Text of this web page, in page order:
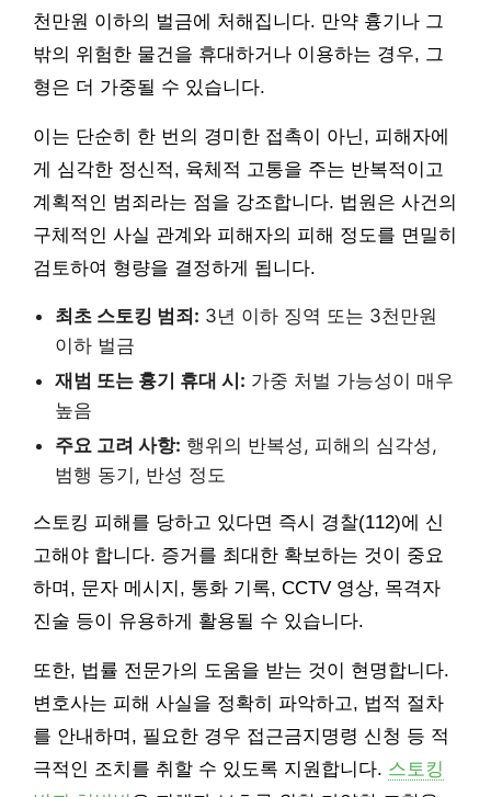
천만원 이하의 벌금에 처해집니다. 만약 흉기나 그
밖의 위험한 물건을 휴대하거나 이용하는 경우, 그
형은 더 가중될 수 있습니다.
이는 단순히 한 번의 경미한 접촉이 아닌, 피해자에
게 심각한 정신적, 육체적 고통을 주는 반복적이고
계획적인 범죄라는 점을 강조합니다. 법원은 사건의
구체적인 사실 관계와 피해자의 피해 정도를 면밀히
검토하여 형량을 결정하게 됩니다.
최초 스토킹 범죄: 3년 이하 징역 또는 3천만원
이하 벌금
재범 또는 흉기 휴대 시: 가중 처벌 가능성이 매우
높음
주요 고려 사항: 행위의 반복성, 피해의 심각성,
범행 동기, 반성 정도
스토킹 피해를 당하고 있다면 즉시 경찰(112)에 신
고해야 합니다. 증거를 최대한 확보하는 것이 중요
하며, 문자 메시지, 통화 기록, CCTV 영상, 목격자
진술 등이 유용하게 활용될 수 있습니다.
또한, 법률 전문가의 도움을 받는 것이 현명합니다.
변호사는 피해 사실을 정확히 파악하고, 법적 절차
를 안내하며, 필요한 경우 접근금지명령 신청 등 적
극적인 조치를 취할 수 있도록 지원합니다. 스토킹